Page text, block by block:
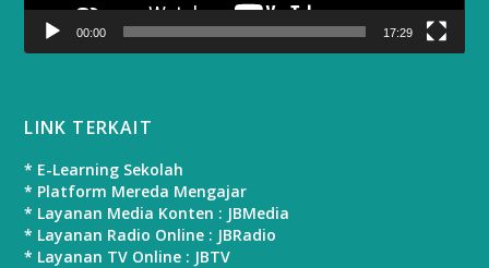
00:00 17:29
LINK TERKAIT
* E-Learning Sekolah
* Platform Mereda Mengajar
* Layanan Media Konten : JBMedia
* Layanan Radio Online : JBRadio
* Layanan TV Online : JBTV